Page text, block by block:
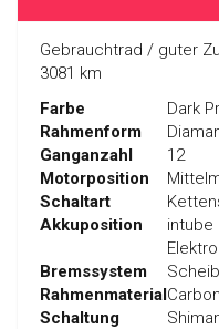
Gebrauchtrad / guter
3081 km
Farbe
Dark
Rahmenform
Ganganzahl
12
Motorposition
Schaltart
Akkuposition
intube
Bremssystem
RahmenmaterialCarbon
Schaltung